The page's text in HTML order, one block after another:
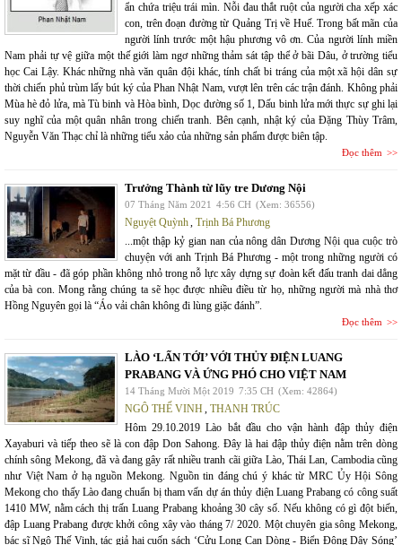
ẩn chứa triệu trái mìn. Nỗi đau thắt ruột của người cha xếp xác
con, trên đoạn đường từ Quảng Trị về Huế. Trong bất mãn của
người lính trước một hậu phương vô ơn. Của người lính miền
Nam phải tự vệ giữa một thế giới làm ngơ những thảm sát tập thể ở bãi Dâu, ở trường tiểu
học Cai Lậy. Khác những nhà văn quân đội khác, tính chất bi tráng của một xã hội dân sự
thời chiến phủ trùm lấy bút ký của Phan Nhật Nam, vượt lên trên các trận đánh. Không phải
Mùa hè đỏ lửa, mà Tù binh và Hòa bình, Dọc đường số 1, Dấu binh lửa mới thực sự ghi lại
suy nghĩ của một quân nhân trong chiến tranh. Bên cạnh, nhật ký của Đặng Thùy Trâm,
Nguyễn Văn Thạc chỉ là những tiểu xảo của những sản phẩm được biên tập.
Đọc thêm
Trưởng Thành từ lũy tre Dương Nội
07 Tháng Năm 2021 4:56 CH (Xem: 36556)
Nguyệt Quỳnh, Trịnh Bá Phương
...một thập kỷ gian nan của nông dân Dương Nội qua cuộc trò
chuyện với anh Trịnh Bá Phương - một trong những người có
mặt từ đầu - đã góp phần không nhỏ trong nỗ lực xây dựng sự đoàn kết đấu tranh dai dẳng
của bà con. Mong rằng chúng ta sẽ học được nhiều điều từ họ, những người mà nhà thơ
Hồng Nguyên gọi là “Áo vải chân không đi lùng giặc đánh”.
Đọc thêm
LÀO ‘LẤN TỚI’ VỚI THỦY ĐIỆN LUANG
PRABANG VÀ ỨNG PHÓ CHO VIỆT NAM
14 Tháng Mười Một 2019 7:35 CH (Xem: 42864)
NGÔ THẾ VINH, THANH TRÚC
Hôm 29.10.2019 Lào bắt đầu cho vận hành đập thủy điện
Xayaburi và tiếp theo sẽ là con đập Don Sahong. Đây là hai đập thủy điện nằm trên dòng
chính sông Mekong, đã và đang gây rất nhiều tranh cãi giữa Lào, Thái Lan, Cambodia cũng
như Việt Nam ở hạ nguồn Mekong. Nguồn tin đáng chú ý khác từ MRC Ủy Hội Sông
Mekong cho thấy Lào đang chuẩn bị tham vấn dự án thủy điện Luang Prabang có công suất
1410 MW, nằm cách thị trấn Luang Prabang khoảng 30 cây số. Nếu không có gì đột biến,
đập Luang Prabang được khởi công xây vào tháng 7/ 2020. Một chuyên gia sông Mekong,
bác sĩ Ngô Thế Vinh, tác giả hai cuốn sách ‘Cửu Long Cạn Dòng - Biển Đông Dậy Sóng’